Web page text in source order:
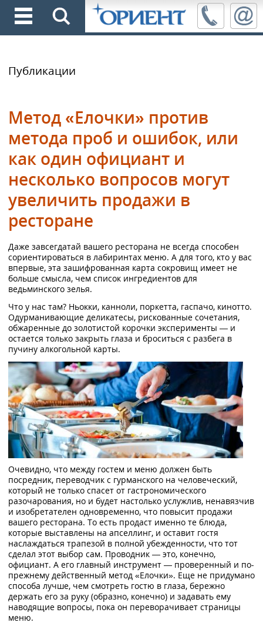
Публикации
Метод «Елочки» против
метода проб и ошибок, или
как один официант и
несколько вопросов могут
увеличить продажи в
ресторане
Даже завсегдатай вашего ресторана не всегда способен
сориентироваться в лабиринтах меню. А для того, кто у вас
впервые, эта зашифрованная карта сокровищ имеет не
больше смысла, чем список ингредиентов для
ведьминского зелья.
Что у нас там? Ньокки, канноли, поркетта, гаспачо, кинотто.
Одурманивающие деликатесы, рискованные сочетания,
обжаренные до золотистой корочки эксперименты — и
остается только закрыть глаза и броситься с разбега в
пучину алкогольной карты.
Очевидно, что между гостем и меню должен быть
посредник, переводчик с гурманского на человеческий,
который не только спасет от гастрономического
разочарования, но и будет настолько услужлив, ненавязчив
и изобретателен одновременно, что повысит продажи
вашего ресторана. То есть продаст именно те блюда,
которые выставлены на апселлинг, и оставит гостя
наслаждаться трапезой в полной убежденности, что тот
сделал этот выбор сам. Проводник — это, конечно,
официант. А его главный инструмент — проверенный и по-
прежнему действенный метод «Елочки». Еще не придумано
способа лучше, чем смотреть гостю в глаза, бережно
держать его за руку (образно, конечно) и задавать ему
наводящие вопросы, пока он переворачивает страницы
меню.